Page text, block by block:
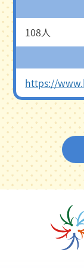
108人
https://